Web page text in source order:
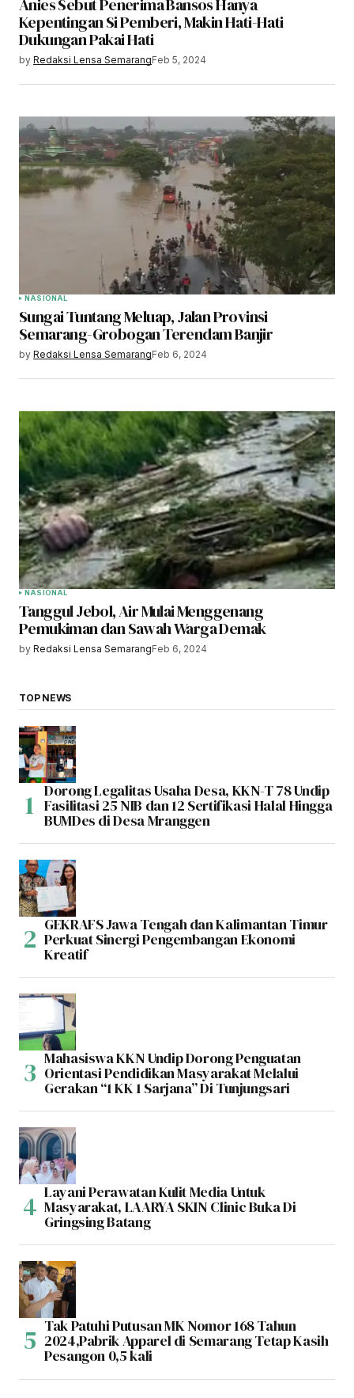
Anies Sebut Penerima Bansos Hanya
Kepentingan Si Pemberi, Makin Hati-Hati
Dukungan Pakai Hati
by Redaksi Lensa SemarangFeb 5, 2024
NASIONAL
Sungai Tuntang Meluap, Jalan Provinsi
Semarang-Grobogan Terendam Banjir
by Redaksi Lensa SemarangFeb 6, 2024
NASIONAL
Tanggul Jebol, Air Mulai Menggenang
Pemukiman dan Sawah Warga Demak
by Redaksi Lensa SemarangFeb 6, 2024
TOP NEWS
Dorong Legalitas Usaha Desa, KKN-T 78 Undip
Fasilitasi 25 NIB dan 12 Sertifikasi Halal Hingga
BUMDes di Desa Mranggen
GEKRAFS Jawa Tengah dan Kalimantan Timur
Perkuat Sinergi Pengembangan Ekonomi
Kreatif
Mahasiswa KKN Undip Dorong Penguatan
Orientasi Pendidikan Masyarakat Melalui
Gerakan “1 KK 1 Sarjana” Di Tunjungsari
Layani Perawatan Kulit Media Untuk
Masyarakat, LAARYA SKIN Clinic Buka Di
Gringsing Batang
Tak Patuhi Putusan MK Nomor 168 Tahun
2024,Pabrik Apparel di Semarang Tetap Kasih
Pesangon 0,5 kali